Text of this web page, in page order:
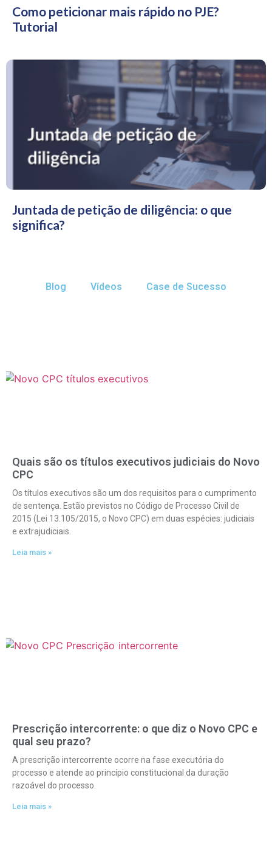
Como peticionar mais rápido no PJE?
Tutorial
Juntada de petição de diligência: o que
significa?
Blog Vídeos Case de Sucesso
Quais são os títulos executivos judiciais do Novo
CPC
Os títulos executivos são um dos requisitos para o cumprimento
de sentença. Estão previstos no Código de Processo Civil de
2015 (Lei 13.105/2015, o Novo CPC) em duas espécies: judiciais
e extrajudiciais.
Leia mais »
Prescrição intercorrente: o que diz o Novo CPC e
qual seu prazo?
A prescrição intercorrente ocorre na fase executória do
processo e atende ao princípio constitucional da duração
razoável do processo.
Leia mais »